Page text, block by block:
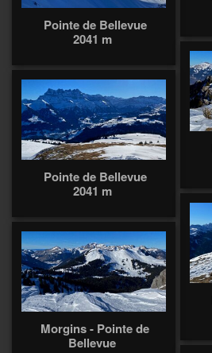
Pointe de Bellevue
2041 m
Pointe de Bellevue
2041 m
Morgins - Pointe de
Bellevue